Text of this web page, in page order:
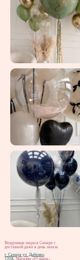
Воздушные шары в Самаре с
доставкой даже в день заказа
г. Самара ул. Дыбенко,
120А,Магазин «63 шара»